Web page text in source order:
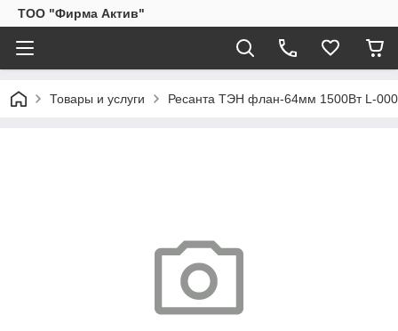
ТОО "Фирма Актив"
Товары и услуги Ресанта ТЭН флан-64мм 1500Вт L-